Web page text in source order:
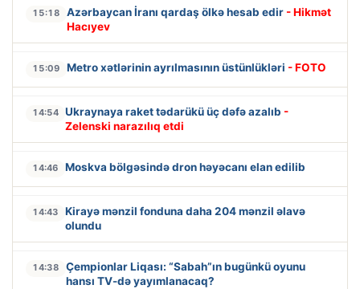
15:18 Azərbaycan İranı qardaş ölkə hesab edir - Hikmət
Hacıyev
15:09 Metro xətlərinin ayrılmasının üstünlükləri - FOTO
14:54 Ukraynaya raket tədarükü üç dəfə azalıb -
Zelenski narazılıq etdi
14:46 Moskva bölgəsində dron həyəcanı elan edilib
14:43
Kirayə mənzil fonduna daha 204 mənzil əlavə
olundu
14:38
Çempionlar Liqası: “Sabah”ın bugünkü oyunu
hansı TV-də yayımlanacaq?